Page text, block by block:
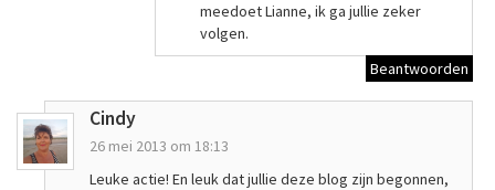
meedoet Lianne, ik ga jullie zeker
volgen.
Beantwoorden
Cindy
26 mei 2013 om 18:13
Leuke actie! En leuk dat jullie deze blog zijn begonnen,